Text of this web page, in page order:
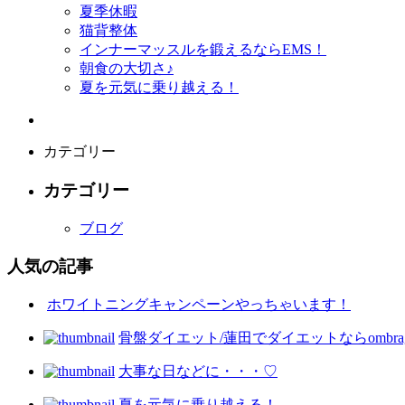
夏季休暇
猫背整体
インナーマッスルを鍛えるならEMS！
朝食の大切さ♪
夏を元気に乗り越える！
カテゴリー
カテゴリー
ブログ
人気の記事
ホワイトニングキャンペーンやっちゃいます！
骨盤ダイエット/蓮田でダイエットなら
大事な日などに・・・♡